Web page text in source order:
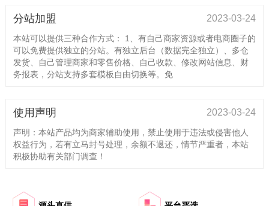
分站加盟 2023-03-24
本站可以提供三种合作方式： 1、有自己商家资源或者电商圈子的
可以免费提供独立的分站。有独立后台（数据完全独立）、多仓
发货、自己管理商家和零售价格、自己收款、修改网站信息、财
务报表，分站支持多套模板自由切换等。免
使用声明 2023-03-24
声明：本站产品均为商家辅助使用，禁止使用于违法或侵害他人
权益行为，若有立马封号处理，余额不退还，情节严重者，本站
积极协助有关部门调查！